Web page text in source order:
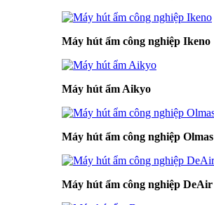
Máy hút ẩm công nghiệp Ikeno
Máy hút ẩm Aikyo
Máy hút ẩm công nghiệp Olmas
Máy hút ẩm công nghiệp DeAir